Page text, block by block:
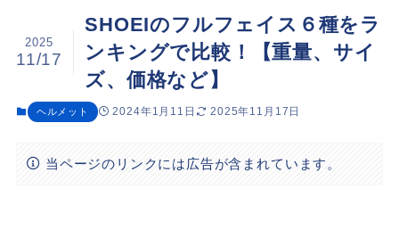
SHOEIのフルフェイス６種をラ
ンキングで比較！【重量、サイ
ズ、価格など】
2025
11/17
ヘルメット 2024年1月11日 2025年11月17日
当ページのリンクには広告が含まれています。